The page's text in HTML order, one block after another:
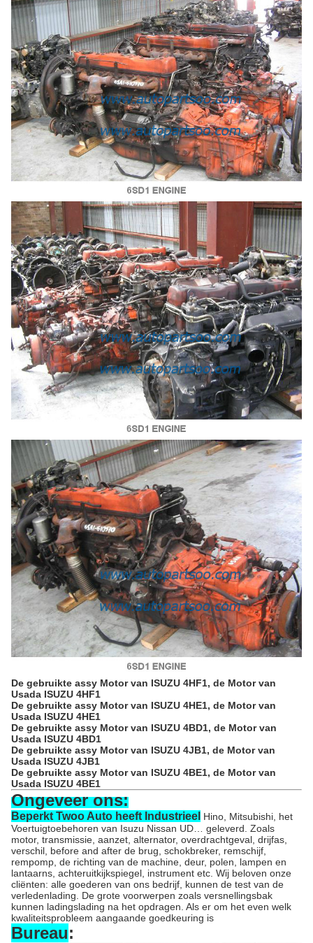
De gebruikte assy Motor van ISUZU 4HF1, de Motor van
Usada ISUZU 4HF1
De gebruikte assy Motor van ISUZU 4HE1, de Motor van
Usada ISUZU 4HE1
De gebruikte assy Motor van ISUZU 4BD1, de Motor van
Usada ISUZU 4BD1
De gebruikte assy Motor van ISUZU 4JB1, de Motor van
Usada ISUZU 4JB1
De gebruikte assy Motor van ISUZU 4BE1, de Motor van
Usada ISUZU 4BE1
Ongeveer ons:
Beperkt Twoo Auto heeft Industrieel Hino, Mitsubishi, het
Voertuigtoebehoren van Isuzu Nissan UD… geleverd. Zoals
motor, transmissie, aanzet, alternator, overdrachtgeval, drijfas,
verschil, before and after de brug, schokbreker, remschijf,
rempomp, de richting van de machine, deur, polen, lampen en
lantaarns, achteruitkijkspiegel, instrument etc. Wij beloven onze
cliënten: alle goederen van ons bedrijf, kunnen de test van de
verledenlading. De grote voorwerpen zoals versnellingsbak
kunnen ladingslading na het opdragen. Als er om het even welk
kwaliteitsprobleem aangaande goedkeuring is
Bureau: